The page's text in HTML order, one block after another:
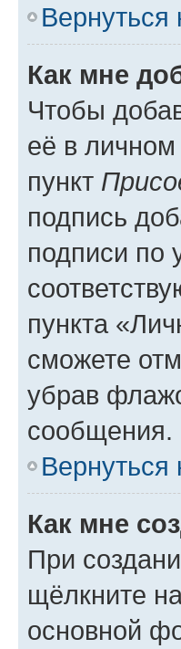
Вернуться
Как мне
Чтобы
её в
пункт
подпись
подписи по
пункта
сможете
убрав
сообщения.
Вернуться
Как мне
При
щёлкните
основной